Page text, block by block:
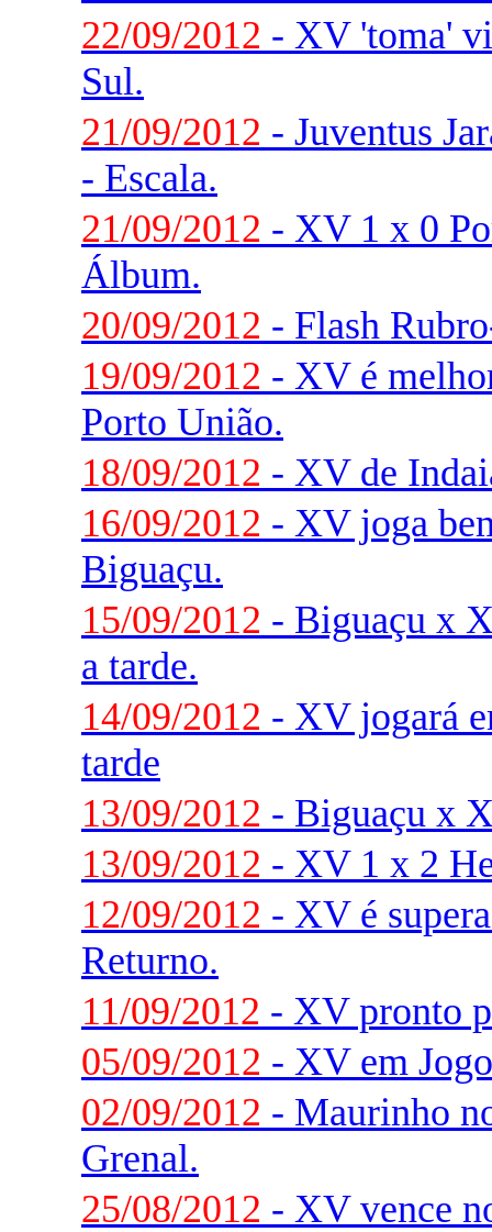
22/09/2012 - XV 'toma'
Sul.
21/09/2012 - Juventus
- Escala.
21/09/2012 - XV 1 x 0
Álbum.
20/09/2012 - Flash
19/09/2012 - XV é
Porto União.
18/09/2012 - XV de
16/09/2012 - XV joga
Biguaçu.
15/09/2012 - Biguaçu x
a tarde.
14/09/2012 - XV jogará
tarde
13/09/2012 - Biguaçu x
13/09/2012 - XV 1 x 2
12/09/2012 - XV é
Returno.
11/09/2012 - XV pronto
05/09/2012 - XV em
02/09/2012 - Maurinho
Grenal.
25/08/2012 - XV vence